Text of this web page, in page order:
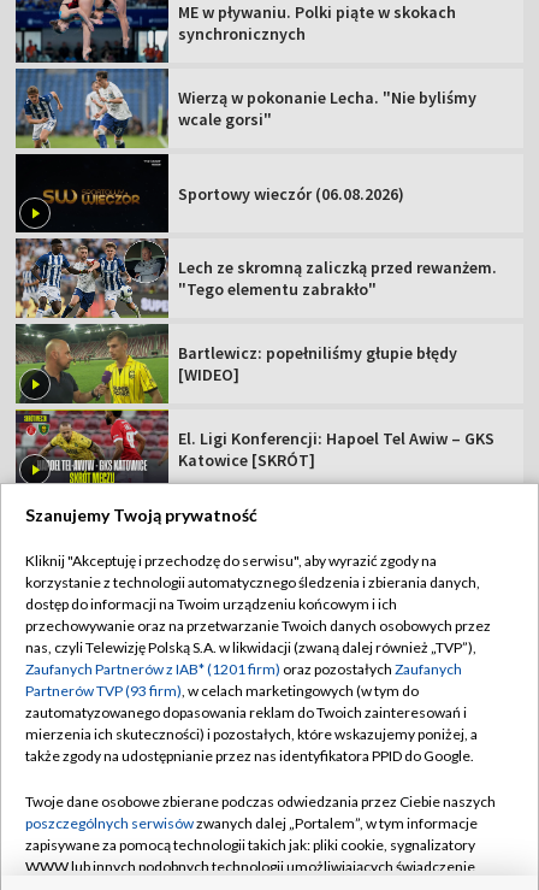
ME w pływaniu. Polki piąte w skokach
synchronicznych
Wierzą w pokonanie Lecha. "Nie byliśmy
wcale gorsi"
Sportowy wieczór (06.08.2026)
Lech ze skromną zaliczką przed rewanżem.
"Tego elementu zabrakło"
Bartlewicz: popełniliśmy głupie błędy
[WIDEO]
El. Ligi Konferencji: Hapoel Tel Awiw – GKS
Katowice [SKRÓT]
TVP
Abonament TVP
Sklep TVP
Biuro Reklamy
Oferta Handlowa
Emisja w TVP
Rada Programowa
Regulamin TVP
Polityka prywatności
Moje zgody
Biuro reklamy
Kanały
Szanujemy Twoją prywatność
Kliknij "Akceptuję i przechodzę do serwisu", aby wyrazić zgody na
korzystanie z technologii automatycznego śledzenia i zbierania danych,
dostęp do informacji na Twoim urządzeniu końcowym i ich
przechowywanie oraz na przetwarzanie Twoich danych osobowych przez
nas, czyli Telewizję Polską S.A. w likwidacji (zwaną dalej również „TVP”),
Zaufanych Partnerów z IAB* (1201 firm) oraz pozostałych Zaufanych
Partnerów TVP (93 firm), w celach marketingowych (w tym do
zautomatyzowanego dopasowania reklam do Twoich zainteresowań i
mierzenia ich skuteczności) i pozostałych, które wskazujemy poniżej, a
także zgody na udostępnianie przez nas identyfikatora PPID do Google.
Twoje dane osobowe zbierane podczas odwiedzania przez Ciebie naszych
poszczególnych serwisówzwanych dalej „Portalem”, w tym informacje
zapisywane za pomocą technologii takich jak: pliki cookie, sygnalizatory
WWW lub innych podobnych technologii umożliwiających świadczenie